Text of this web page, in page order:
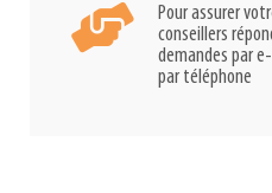
Pour assurer
conseillers
demandes par
par téléphone